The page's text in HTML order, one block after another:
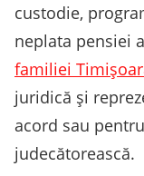
custodie,
neplata pensiei
familiei
juridică și
acord sau
judecătorească.